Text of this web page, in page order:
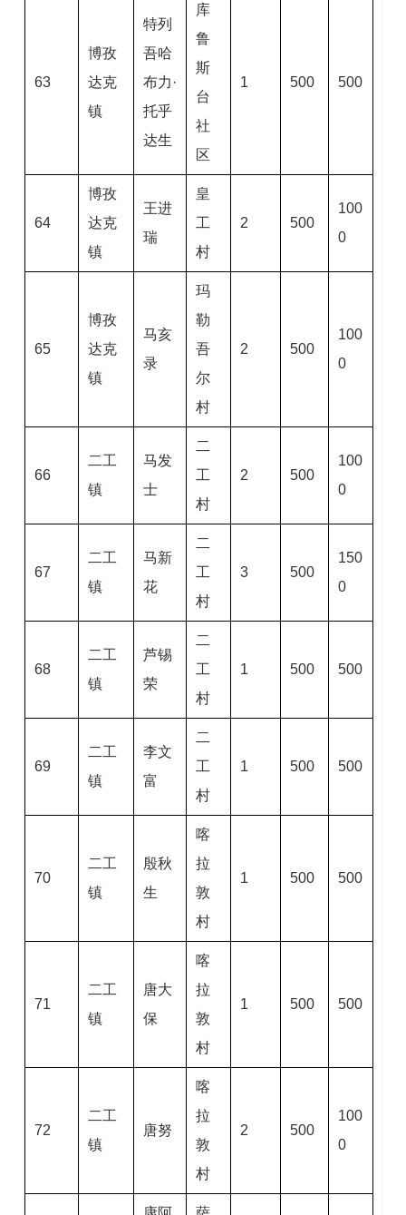
63
博孜
达克
镇
特列
吾哈
布力·
托乎
达生
库
鲁
斯
台
社
区
1 500 500
64
博孜
达克
镇
王进
瑞
皇
工
村
2 500
100
0
65
博孜
达克
镇
马亥
录
玛
勒
吾
尔
村
2 500
100
0
66
二工
镇
马发
士
二
工
村
2 500
100
0
67
二工
镇
马新
花
二
工
村
3 500
150
0
68
二工
镇
芦锡
荣
二
工
村
1 500 500
69
二工
镇
李文
富
二
工
村
1 500 500
70
二工
镇
殷秋
生
喀
拉
敦
村
1 500 500
71
二工
镇
唐大
保
喀
拉
敦
村
1 500 500
72
二工
镇
唐努
喀
拉
敦
村
2 500
100
0